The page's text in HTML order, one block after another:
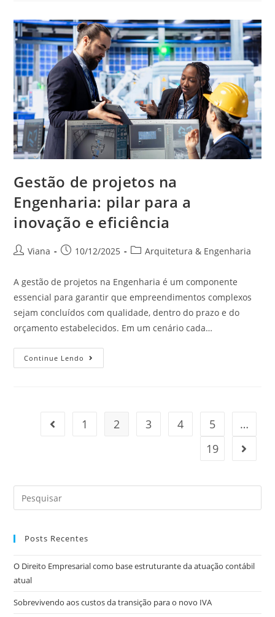
Gestão de projetos na
Engenharia: pilar para a
inovação e eficiência
Viana 10/12/2025 Arquitetura & Engenharia
A gestão de projetos na Engenharia é um componente
essencial para garantir que empreendimentos complexos
sejam concluídos com qualidade, dentro do prazo e do
orçamento estabelecidos. Em um cenário cada…
Continue Lendo
1 2 3 4 5
…
19
Posts Recentes
O Direito Empresarial como base estruturante da atuação contábil
atual
Sobrevivendo aos custos da transição para o novo IVA